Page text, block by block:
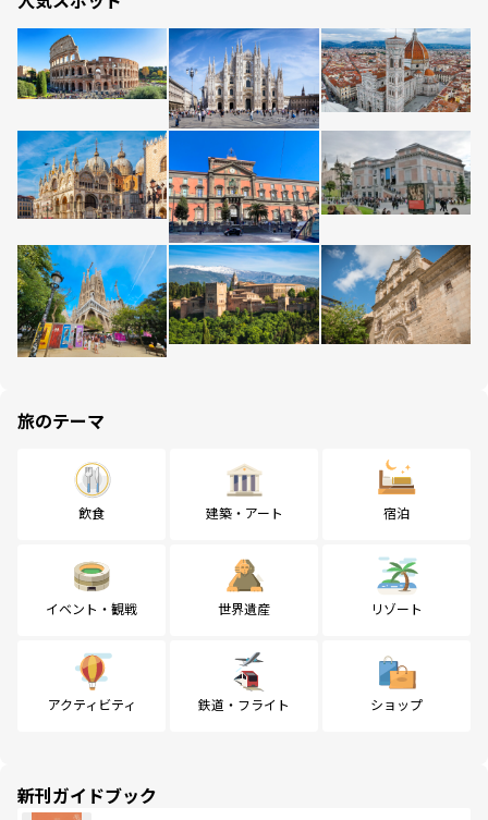
旅のテーマ
飲食 建築・アート 宿泊
イベント・観戦 世界遺産 リゾート
アクティビティ 鉄道・フライト ショップ
新刊ガイドブック